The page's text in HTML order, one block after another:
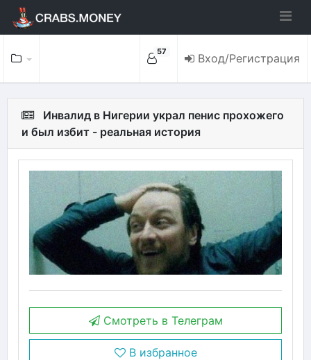
57 Вход/Регистрация
Инвалид в Нигерии украл пенис прохожего
и был избит - реальная история
Смотреть в Телеграм
В избранное